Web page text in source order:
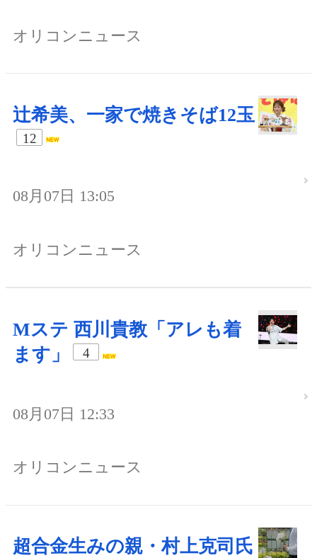
オリコンニュース
辻希美、一家で焼きそば12玉
12
08月07日 13:05
オリコンニュース
Mステ 西川貴教「アレも着
ます」
4
08月07日 12:33
オリコンニュース
超合金生みの親・村上克司氏